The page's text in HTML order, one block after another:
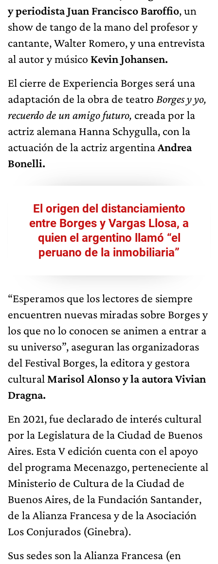
y periodista Juan Francisco Baroffio, un
show de tango de la mano del profesor y
cantante, Walter Romero, y una entrevista
al autor y músico Kevin Johansen.
El cierre de Experiencia Borges será una
adaptación de la obra de teatro Borges y yo,
recuerdo de un amigo futuro, creada por la
actriz alemana Hanna Schygulla, con la
actuación de la actriz argentinaAndrea
Bonelli.
El origen del distanciamiento
entre Borges y Vargas Llosa, a
quien el argentino llamó “el
peruano de la inmobiliaria”
“Esperamos que los lectores de siempre
encuentren nuevas miradas sobre Borges y
los que no lo conocen se animen a entrar a
su universo”, aseguran las organizadoras
del Festival Borges, la editora y gestora
cultural Marisol Alonso y la autora Vivian
Dragna.
En 2021, fue declarado de interés cultural
por la Legislatura de la Ciudad de Buenos
Aires. Esta V edición cuenta con el apoyo
del programa Mecenazgo, perteneciente al
Ministerio de Cultura de la Ciudad de
Buenos Aires, de la Fundación Santander,
de la Alianza Francesa y de la Asociación
Los Conjurados (Ginebra).
Sus sedes son la Alianza Francesa (en